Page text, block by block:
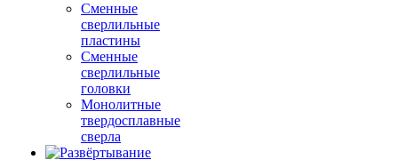
Сменные
сверлильные
пластины
Сменные
сверлильные
головки
Монолитные
твердосплавные
сверла